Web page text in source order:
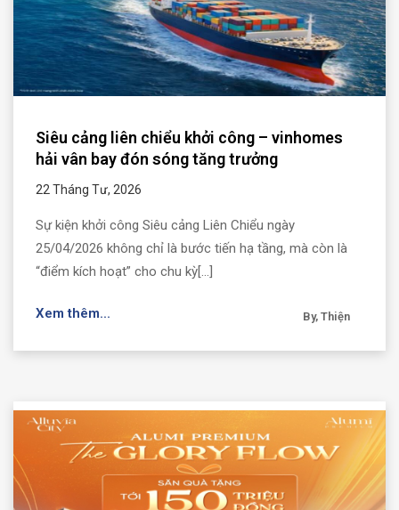
Siêu cảng liên chiểu khởi công – vinhomes
hải vân bay đón sóng tăng trưởng
22 Tháng Tư, 2026
Sự kiện khởi công Siêu cảng Liên Chiểu ngày
25/04/2026 không chỉ là bước tiến hạ tầng, mà còn là
“điểm kích hoạt” cho chu kỳ[...]
Xem thêm... By, Thiện